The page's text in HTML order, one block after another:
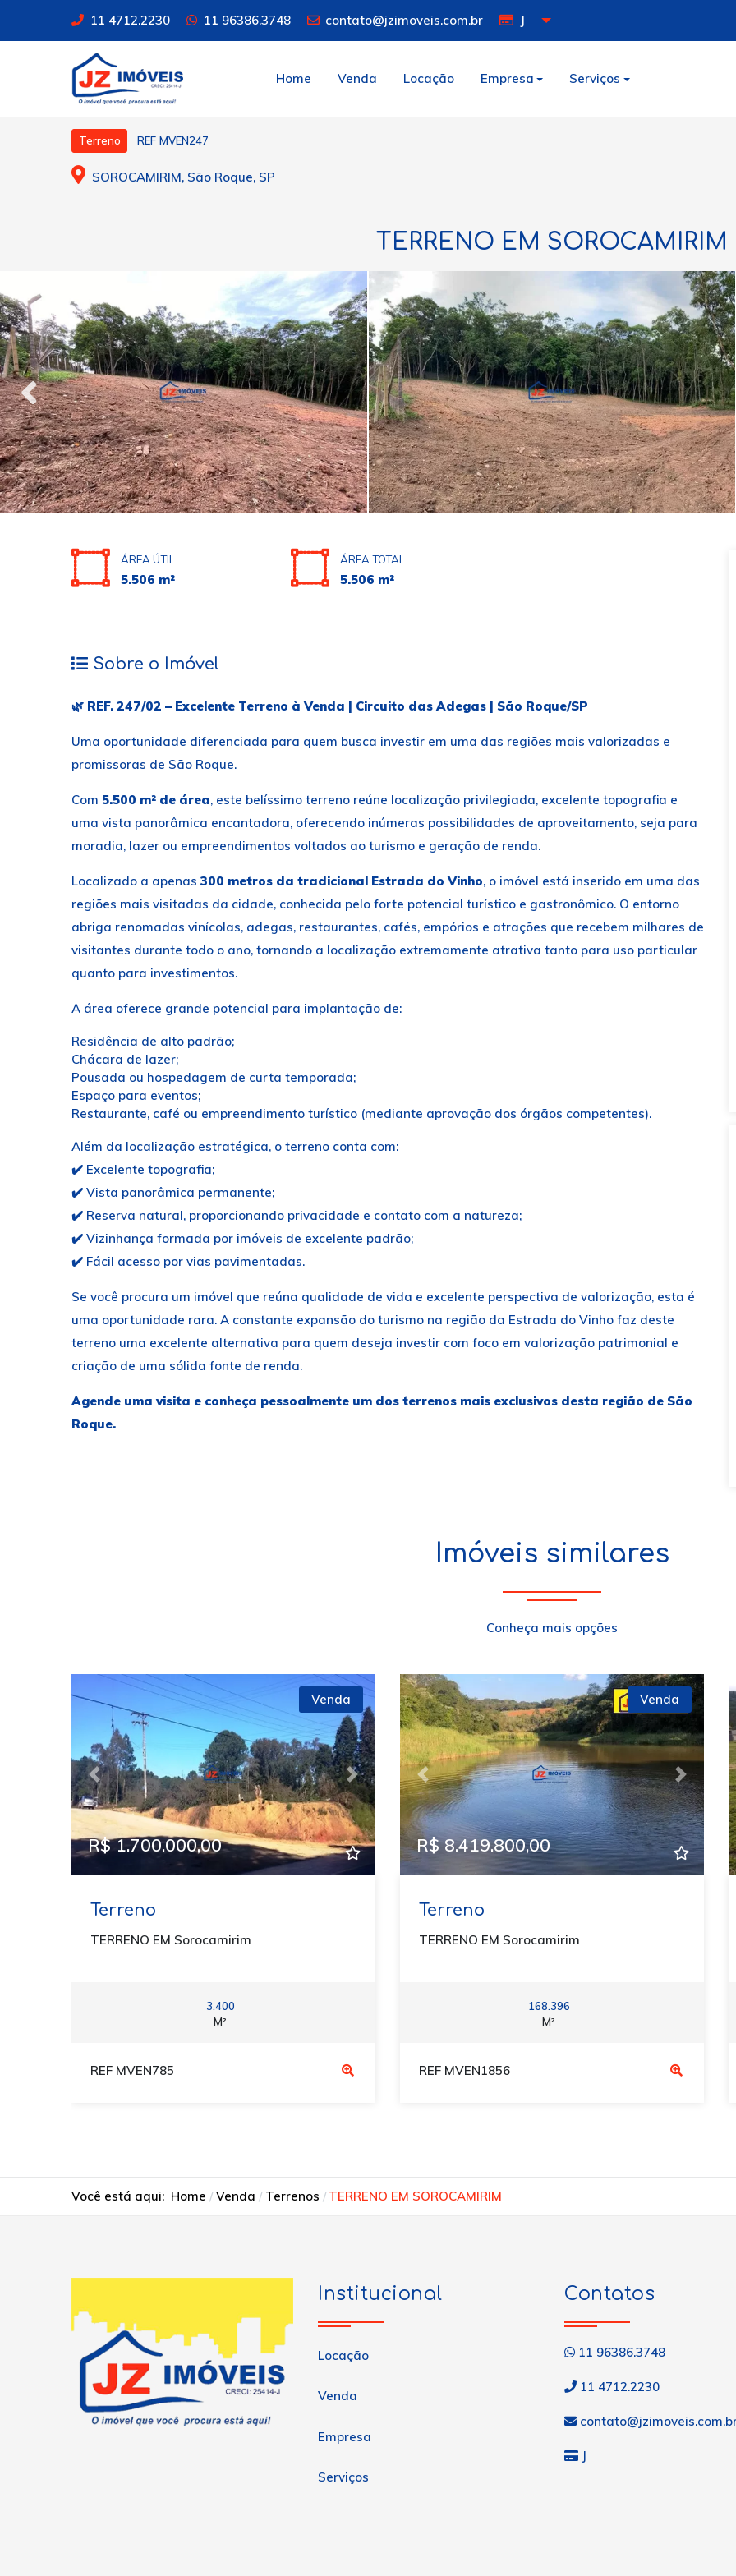
11 4712.2230 11 96386.3748 contato@jzimoveis.com.br J
Home Venda Locação Empresa Serviços
Terreno REF MVEN247
SOROCAMIRIM, São Roque, SP
TERRENO EM SOROCAMIRIM
ÁREA ÚTIL
5.506 m²
ÁREA TOTAL
5.506 m²
Sobre o Imóvel
🌿 REF. 247/02 – Excelente Terreno à Venda | Circuito das Adegas | São Roque/SP
Uma oportunidade diferenciada para quem busca investir em uma das regiões mais valorizadas e
promissoras de São Roque.
Com 5.500 m² de área, este belíssimo terreno reúne localização privilegiada, excelente topografia e
uma vista panorâmica encantadora, oferecendo inúmeras possibilidades de aproveitamento, seja para
moradia, lazer ou empreendimentos voltados ao turismo e geração de renda.
Localizado a apenas 300 metros da tradicional Estrada do Vinho, o imóvel está inserido em uma das
regiões mais visitadas da cidade, conhecida pelo forte potencial turístico e gastronômico. O entorno
abriga renomadas vinícolas, adegas, restaurantes, cafés, empórios e atrações que recebem milhares de
visitantes durante todo o ano, tornando a localização extremamente atrativa tanto para uso particular
quanto para investimentos.
A área oferece grande potencial para implantação de:
Residência de alto padrão;
Chácara de lazer;
Pousada ou hospedagem de curta temporada;
Espaço para eventos;
Restaurante, café ou empreendimento turístico (mediante aprovação dos órgãos competentes).
Além da localização estratégica, o terreno conta com:
✔️ Excelente topografia;
✔️ Vista panorâmica permanente;
✔️ Reserva natural, proporcionando privacidade e contato com a natureza;
✔️ Vizinhança formada por imóveis de excelente padrão;
✔️ Fácil acesso por vias pavimentadas.
Se você procura um imóvel que reúna qualidade de vida e excelente perspectiva de valorização, esta é
uma oportunidade rara. A constante expansão do turismo na região da Estrada do Vinho faz deste
terreno uma excelente alternativa para quem deseja investir com foco em valorização patrimonial e
criação de uma sólida fonte de renda.
Agende uma visita e conheça pessoalmente um dos terrenos mais exclusivos desta região de São
Roque.
Imóveis similares
Conheça mais opções
Previous Next
Venda
R$ 1.700.000,00
Terreno
TERRENO EM Sorocamirim
3.400
M²
REF MVEN785
Previous Next
Venda
R$ 8.419.800,00
Terreno
TERRENO EM Sorocamirim
168.396
M²
REF MVEN1856
Você está aqui: Home Venda Terrenos TERRENO EM SOROCAMIRIM
Institucional
Locação
Venda
Empresa
Serviços
Contatos
11 96386.3748
11 4712.2230
J